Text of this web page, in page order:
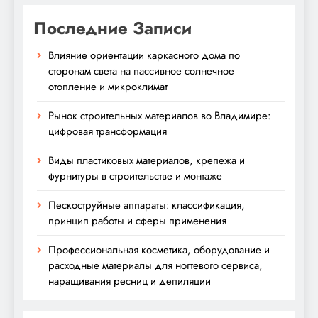
Последние Записи
Влияние ориентации каркасного дома по
сторонам света на пассивное солнечное
отопление и микроклимат
Рынок строительных материалов во Владимире:
цифровая трансформация
Виды пластиковых материалов, крепежа и
фурнитуры в строительстве и монтаже
Пескоструйные аппараты: классификация,
принцип работы и сферы применения
Профессиональная косметика, оборудование и
расходные материалы для ногтевого сервиса,
наращивания ресниц и депиляции